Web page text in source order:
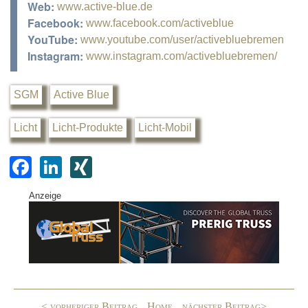
Web: www.active-blue.de
Facebook: www.facebook.com/activeblue
YouTube: www.youtube.com/user/activebluebremen
Instagram: www.instagram.com/activebluebremen/
SGM Active Blue
Licht Licht-Produkte Licht-Mobil
F
a
c
e
o
Li
k
e
G
Anzeige